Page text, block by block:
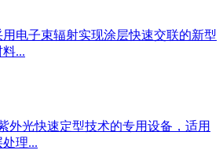
电子束辐射实现涂层快速交联的新型
...
外光快速定型技术的专用设备，适用
理...